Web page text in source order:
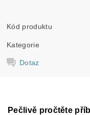
Kód produktu
Kategorie
Dotaz
Pečlivě pročtěte